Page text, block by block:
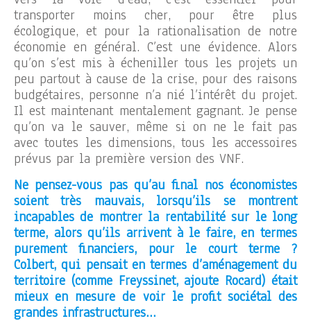
transporter moins cher, pour être plus
écologique, et pour la rationalisation de notre
économie en général. C’est une évidence. Alors
qu’on s’est mis à écheniller tous les projets un
peu partout à cause de la crise, pour des raisons
budgétaires, personne n’a nié l’intérêt du projet.
Il est maintenant mentalement gagnant. Je pense
qu’on va le sauver, même si on ne le fait pas
avec toutes les dimensions, tous les accessoires
prévus par la première version des VNF.
Ne pensez-vous pas qu’au final nos économistes
soient très mauvais, lorsqu’ils se montrent
incapables de montrer la rentabilité sur le long
terme, alors qu’ils arrivent à le faire, en termes
purement financiers, pour le court terme ?
Colbert, qui pensait en termes d’aménagement du
territoire (comme Freyssinet, ajoute Rocard) était
mieux en mesure de voir le profit sociétal des
grandes infrastructures…